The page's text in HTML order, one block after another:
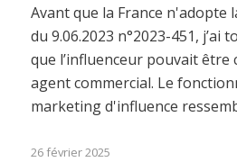
Avant que la France n'adopte
du 9.06.2023 n°2023-451, j’ai
que l’influenceur pouvait être
agent commercial. Le
marketing d'influence
26 février 2025